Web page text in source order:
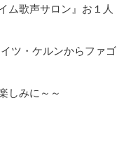
ム歌声サロン』お１人
ツ・ケルンからファゴ
しみに～～